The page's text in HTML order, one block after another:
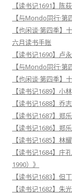
【读书记1691】陈
【与Mondo同行·
【也闲谈·第四季】
六月读书手账
【读书记1690】卢
【与Mondo同行·
【也闲谈·第四季
【读书记1689】小
【读书记1688】乔
【读书记1687】郑
【读书记1686】郑
【读书记1685】林
【读书记1684】庄
1990）》
【读书记1683】但
【读书记1682】朱